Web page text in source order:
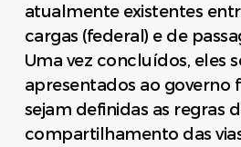
atualmente existentes
cargas (federal) e de
Uma vez concluídos, eles
apresentados ao governo
sejam definidas as regras
compartilhamento das